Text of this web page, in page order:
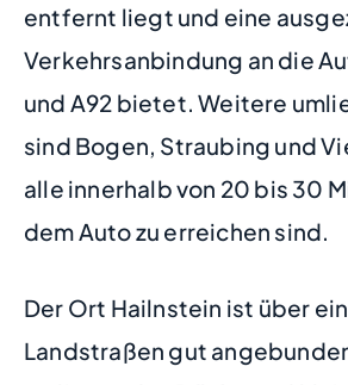
entfernt liegt und eine
Verkehrsanbindung an die
und A92 bietet. Weitere
sind Bogen, Straubing und
alle innerhalb von 20 bis 30
dem Auto zu erreichen sind.
Der Ort Hailnstein ist über
Landstraßen gut